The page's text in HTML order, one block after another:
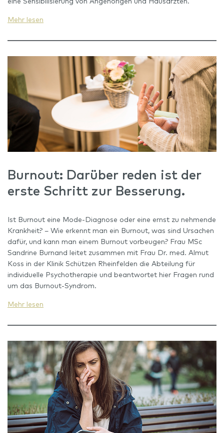
Mehr lesen
Burnout: Darüber reden ist der
erste Schritt zur Besserung.
Ist Burnout eine Mode-Diagnose oder eine ernst zu nehmende
Krankheit? – Wie erkennt man ein Burnout, was sind Ursachen
dafür, und kann man einem Burnout vorbeugen? Frau MSc
Sandrine Burnand leitet zusammen mit Frau Dr. med. Almut
Koss in der Klinik Schützen Rheinfelden die Abteilung für
individuelle Psychotherapie und beantwortet hier Fragen rund
um das Burnout-Syndrom.
Mehr lesen